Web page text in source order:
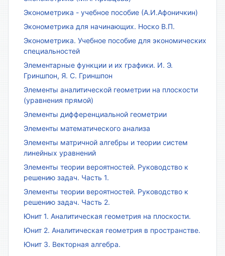
Эконометрика - учебное пособие (А.И.Афоничкин)
Эконометрика для начинающих. Носко В.П.
Эконометрика. Учебное пособие для экономических
специальностей
Элементарные функции и их графики. И. Э.
Гриншпон, Я. С. Гриншпон
Элементы аналитической геометрии на плоскости
(уравнения прямой)
Элементы дифференциальной геометрии
Элементы математического анализа
Элементы матричной алгебры и теории систем
линейных уравнений
Элементы теории вероятностей. Руководство к
решению задач. Часть 1.
Элементы теории вероятностей. Руководство к
решению задач. Часть 2.
Юнит 1. Аналитическая геометрия на плоскости.
Юнит 2. Аналитическая геометрия в пространстве.
Юнит 3. Векторная алгебра.